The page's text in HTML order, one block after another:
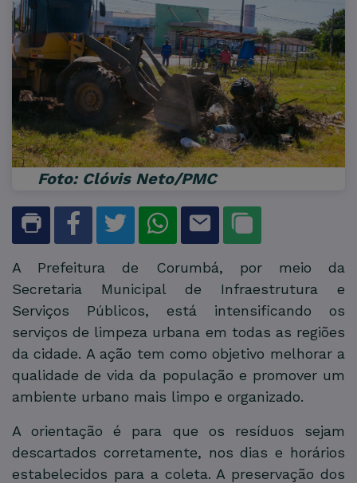
Foto: Clóvis Neto/PMC
A Prefeitura de Corumbá, por meio da
Secretaria Municipal de Infraestrutura e
Serviços Públicos, está intensificando os
serviços de limpeza urbana em todas as regiões
da cidade. A ação tem como objetivo melhorar a
qualidade de vida da população e promover um
ambiente urbano mais limpo e organizado.
A orientação é para que os resíduos sejam
descartados corretamente, nos dias e horários
estabelecidos para a coleta. A preservação dos